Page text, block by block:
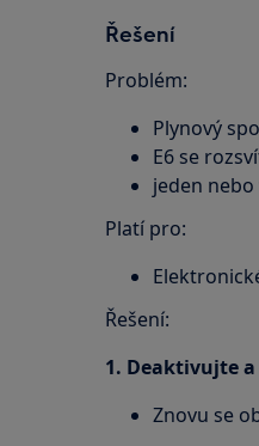
Řešení
Problém:
Plynový
E6 se
jeden nebo
Platí pro:
Řešení:
1. Deaktivujte
Znovu se